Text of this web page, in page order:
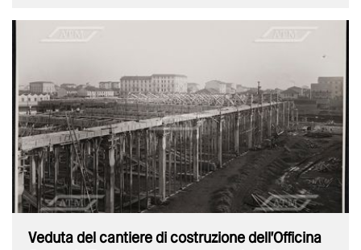
Veduta del cantiere di costruzione dell'Officina